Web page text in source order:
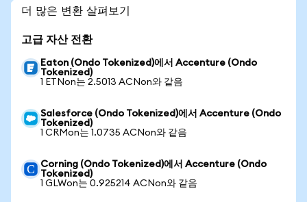
더 많은 변환 살펴보기
고급 자산 전환
Eaton (Ondo Tokenized)에서 Accenture (Ondo
Tokenized)
1 ETNon는 2.5013 ACNon와 같음
Salesforce (Ondo Tokenized)에서 Accenture (Ondo
Tokenized)
1 CRMon는 1.0735 ACNon와 같음
Corning (Ondo Tokenized)에서 Accenture (Ondo
Tokenized)
1 GLWon는 0.925214 ACNon와 같음